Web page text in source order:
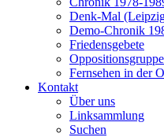
Denk-Mal
Demo-Chronik
Friedensgebete
Fernsehen in der
Kontakt
Über uns
Linksammlung
Suchen